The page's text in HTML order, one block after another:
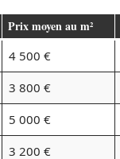
Prix moyen au m²
4 500 €
3 800 €
5 000 €
3 200 €